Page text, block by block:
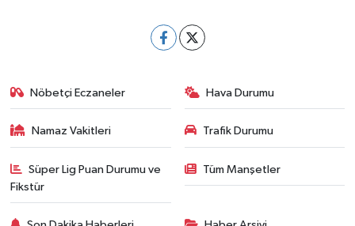
Nöbetçi Eczaneler Hava Durumu
Namaz Vakitleri Trafik Durumu
Süper Lig Puan Durumu ve
Fikstür
Tüm Manşetler